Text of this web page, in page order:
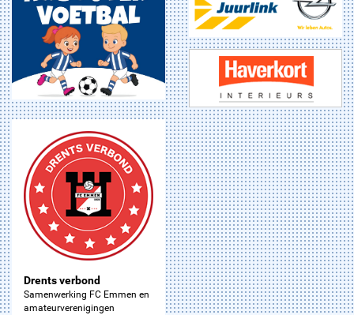
Drents verbond
Samenwerking FC Emmen en
amateurverenigingen